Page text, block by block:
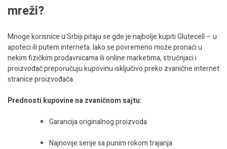
mreži?
Mnoge korisnice u Srbiji pitaju se gde je najbolje kupiti Glutecell – u
apoteci ili putem interneta. Iako se povremeno može pronaći u
nekim fizičkim prodavnicama ili online marketima, stručnjaci i
proizvođač preporučuju kupovinu isključivo preko zvanične internet
stranice proizvođača.
Prednosti kupovine na zvaničnom sajtu:
Garancija originalnog proizvoda
Najnovije serije sa punim rokom trajanja